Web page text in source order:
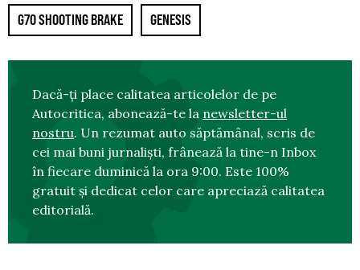
G70 SHOOTING BRAKE GENESIS
Dacă-ți place calitatea articolelor de pe
Autocritica, abonează-te la newsletter-ul
nostru. Un rezumat auto săptămânal, scris de
cei mai buni jurnaliști, frânează la tine-n Inbox
în fiecare duminică la ora 9:00. Este 100%
gratuit și dedicat celor care apreciază calitatea
editorială.